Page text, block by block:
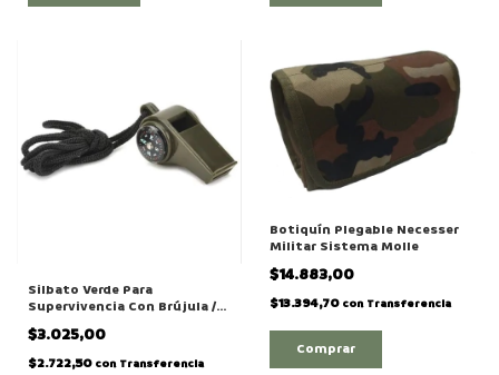
Silbato Verde Para
Supervivencia Con Brújula /
Termómetro
$3.025,00
$2.722,50 con Transferencia
Botiquín Plegable Necesser
Militar Sistema Molle
$14.883,00
$13.394,70 con Transferencia
Comprar